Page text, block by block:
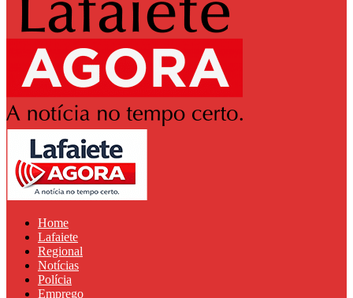
Home
Lafaiete
Regional
Notícias
Polícia
Emprego